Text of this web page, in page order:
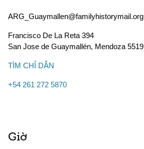
ARG_Guaymallen@familyhistorymail.org
Francisco De La Reta 394
San Jose de Guaymallén, Mendoza 5519
TÌM CHỈ DẪN
+54 261 272 5870
Giờ